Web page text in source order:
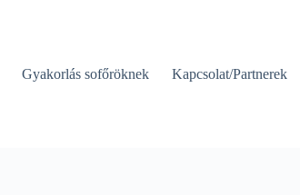
Gyakorlás sofőröknek Kapcsolat/Partnerek